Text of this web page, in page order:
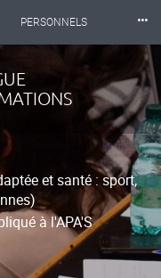
PERSONNELS
BIBLIOTHÈQUES
⸱⸱⸱
et santé : sport,
à l'APA'S